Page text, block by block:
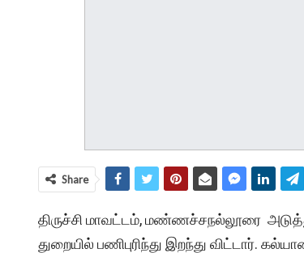
Share
திருச்சி மாவட்டம், மண்ணச்சநல்லூரை
துறையில் பணிபுரிந்து இறந்து விட்டார்.